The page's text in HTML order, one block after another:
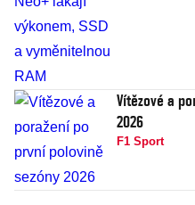
Vítězové a
2026
F1 Sport